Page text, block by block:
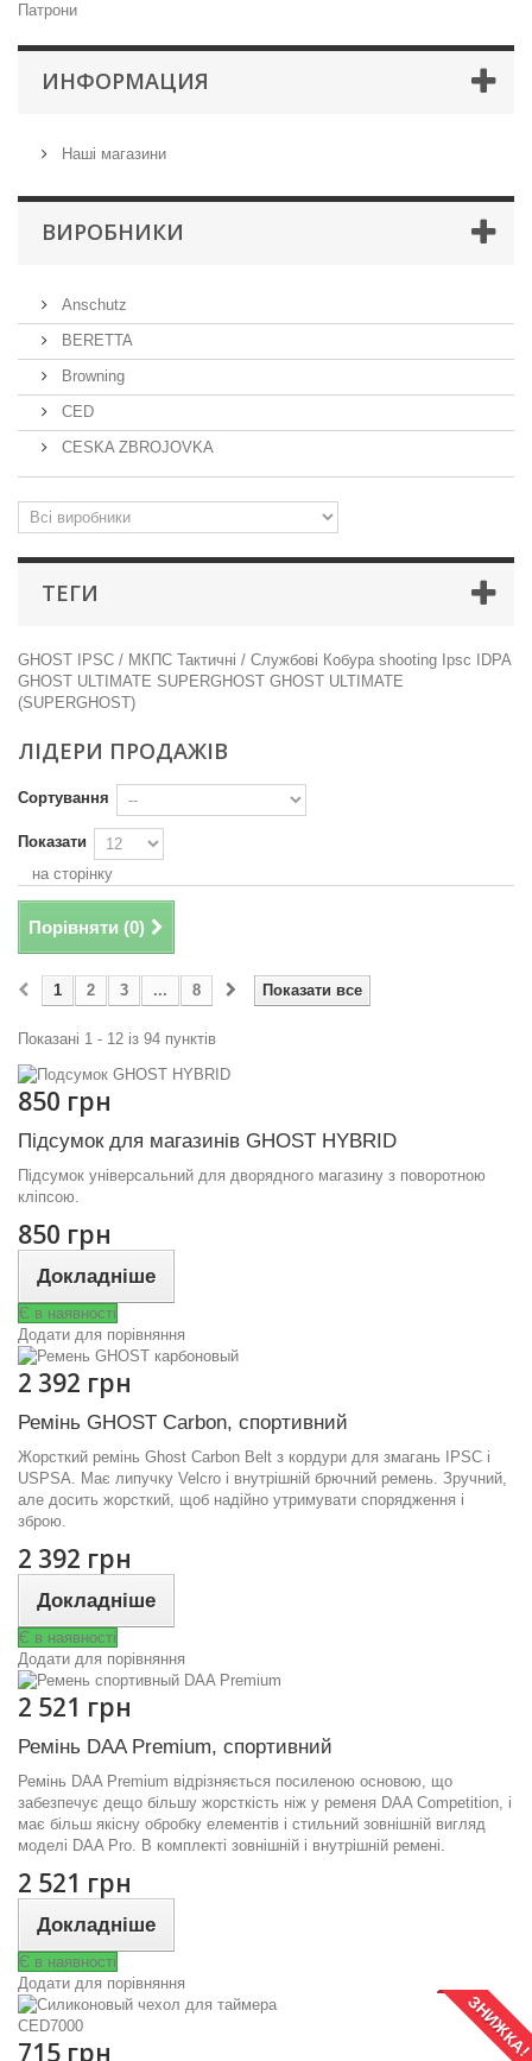
Патрони
ИНФОРМАЦИЯ
Наші магазини
ВИРОБНИКИ
Anschutz
BERETTA
Browning
CED
CESKA ZBROJOVKA
ТЕГИ
GHOST IPSC / МКПС Тактичні / Службові Кобура shooting Ipsc
IDPA
GHOST ULTIMATE SUPERGHOST GHOST ULTIMATE
(SUPERGHOST)
ЛІДЕРИ ПРОДАЖІВ
Сортування
Показати
на сторінку
Порівняти (0)
Показати все
1 2 3 ... 8
Показані 1 - 12 із 94 пунктів
850 грн
Підсумок для магазинів GHOST HYBRID
Підсумок універсальний для дворядного магазину з поворотною
кліпсою.
850 грн
Докладніше
Є в наявності
Додати для порівняння
2 392 грн
Ремінь GHOST Carbon, спортивний
Жорсткий ремінь Ghost Carbon Belt з кордури для змагань IPSC і
USPSA. Має липучку Velcro і внутрішній брючний ремень. Зручний,
але досить жорсткий, щоб надійно утримувати спорядження і
зброю.
2 392 грн
Докладніше
Є в наявності
Додати для порівняння
2 521 грн
Ремінь DAA Premium, спортивний
Ремінь DAA Premium відрізняється посиленою основою, що
забезпечує дещо більшу жорсткість ніж у ременя DAA Competition, і
має більш якісну обробку елементів і стильний зовнішній вигляд
моделі DAA Pro. В комплекті зовнішній і внутрішній ремені.
2 521 грн
Докладніше
Є в наявності
Додати для порівняння
715 грн